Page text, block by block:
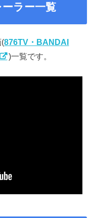
ラー一覧
(876TV・BANDAI
)一覧です。